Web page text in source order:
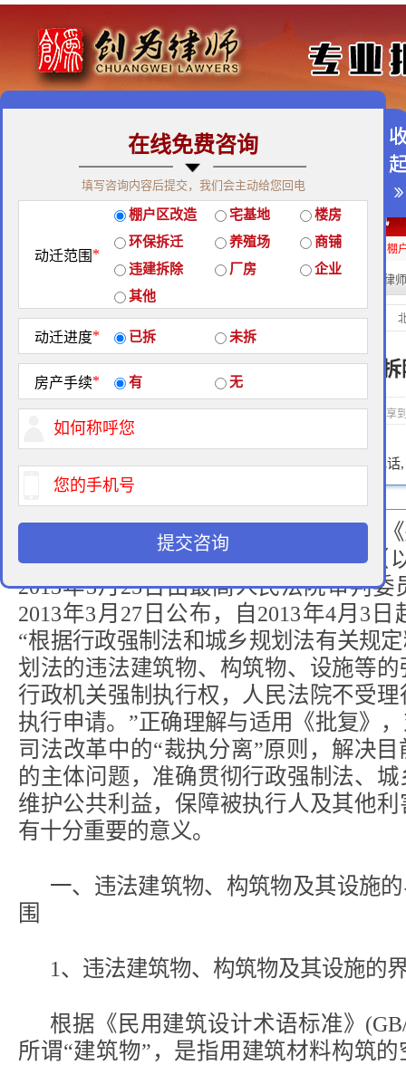
免费咨询热线：400-900-9881
经典案例 | 律师团队 拆迁维权 | 征地维权
房屋拆迁补偿 企业拆迁补偿 厂房拆迁补偿 征地补偿 违章拆迁补偿 棚
热门搜索: 拆迁律师
强制拆迁 当前位置：
城乡规划领域中违建行政强制
次 分享
免费法律咨询热线:400-900-9881 请输入您的电话
解读：最高人民法院法释[2013]5号
物、设施等强制拆除问题的批复》（
2013年3月25日由最高人民法院审判委
2013年3月27日公布，自2013年4月3
“根据行政强制法和城乡规划法有关规
划法的违法建筑物、构筑物、设施等
行政机关强制执行权，人民法院不受
执行申请。”正确理解与适用《批复》
司法改革中的“裁执分离”原则，解决
的主体问题，准确贯彻行政强制法、
维护公共利益，保障被执行人及其他
有十分重要的意义。
一、违法建筑物、构筑物及其设施
围
1、违法建筑物、构筑物及其设施的
根据《民用建筑设计术语标准》
所谓“建筑物”，是指用建筑材料构筑
在线免费咨询
填写咨询内容后提交，我们会主动给您回电
动迁范围 *
棚户区改造 宅基地
楼房
环保拆迁
养殖场
商铺
违建拆除
厂房
企业
其他
动迁进度* 已拆 未拆
房产手续* 有 无
提交咨询